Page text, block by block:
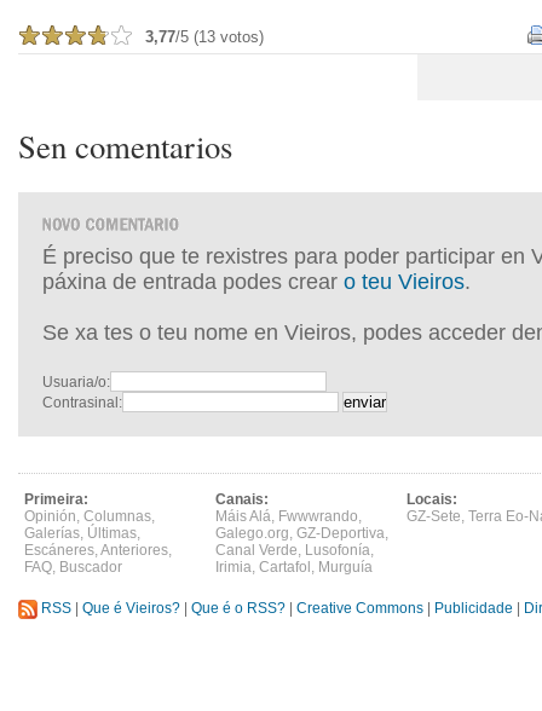
3,77/5 (13 votos)
Sen comentarios
É preciso que te rexistres para poder participar en
páxina de entrada podes crear o teu Vieiros.
Se xa tes o teu nome en Vieiros, podes acceder
Usuaria/o:
Contrasinal:
Primeira:
Opinión, Columnas,
Galerías, Últimas,
Escáneres,Anteriores,
FAQ, Buscador
Canais:
Máis Alá, Fwwwrando,
Galego.org, GZ-Deportiva,
Canal Verde, Lusofonía,
Irimia, Cartafol , Murguía
Locais:
GZ-Sete, Terra Eo-
RSS Que é Vieiros? Que é o RSS? Creative Commons Publicidade